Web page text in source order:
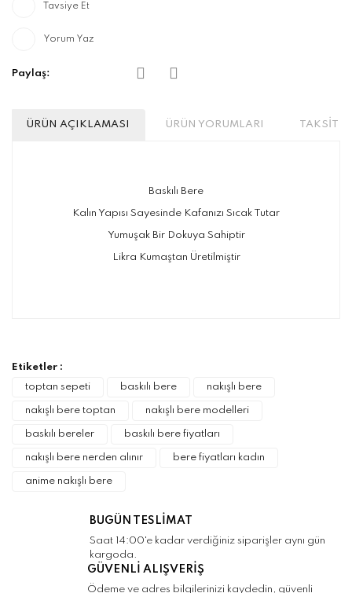
Tavsiye Et
Yorum Yaz
Paylaş:
ÜRÜN AÇIKLAMASI ÜRÜN YORUMLARI TAKSİT
Baskılı Bere
Kalın Yapısı Sayesinde Kafanızı Sıcak Tutar
Yumuşak Bir Dokuya Sahiptir
Likra Kumaştan Üretilmiştir
Görüş ve önerileriniz için teşekkür ederiz.
Ürün resmi kalitesiz, bozuk veya
görüntülenemiyor.
Ürün açıklamasında eksik bilgiler bulunuyor.
Ürün bilgilerinde hatalar bulunuyor.
Ürün fiyatı diğer sitelerden daha pahalı.
Etiketler :
toptan sepeti
baskılı bere nakışlı bere
nakışlı bere toptan nakışlı bere modelleri
baskılı bereler baskılı bere fiyatları
nakışlı bere nerden alınır bere fiyatları kadın
anime nakışlı bere
BUGÜN TESLİMAT
Saat 14:00'e kadar verdiğiniz siparişler aynı gün
kargoda.
GÜVENLİ ALIŞVERİŞ
Ödeme ve adres bilgilerinizi kaydedin, güvenli